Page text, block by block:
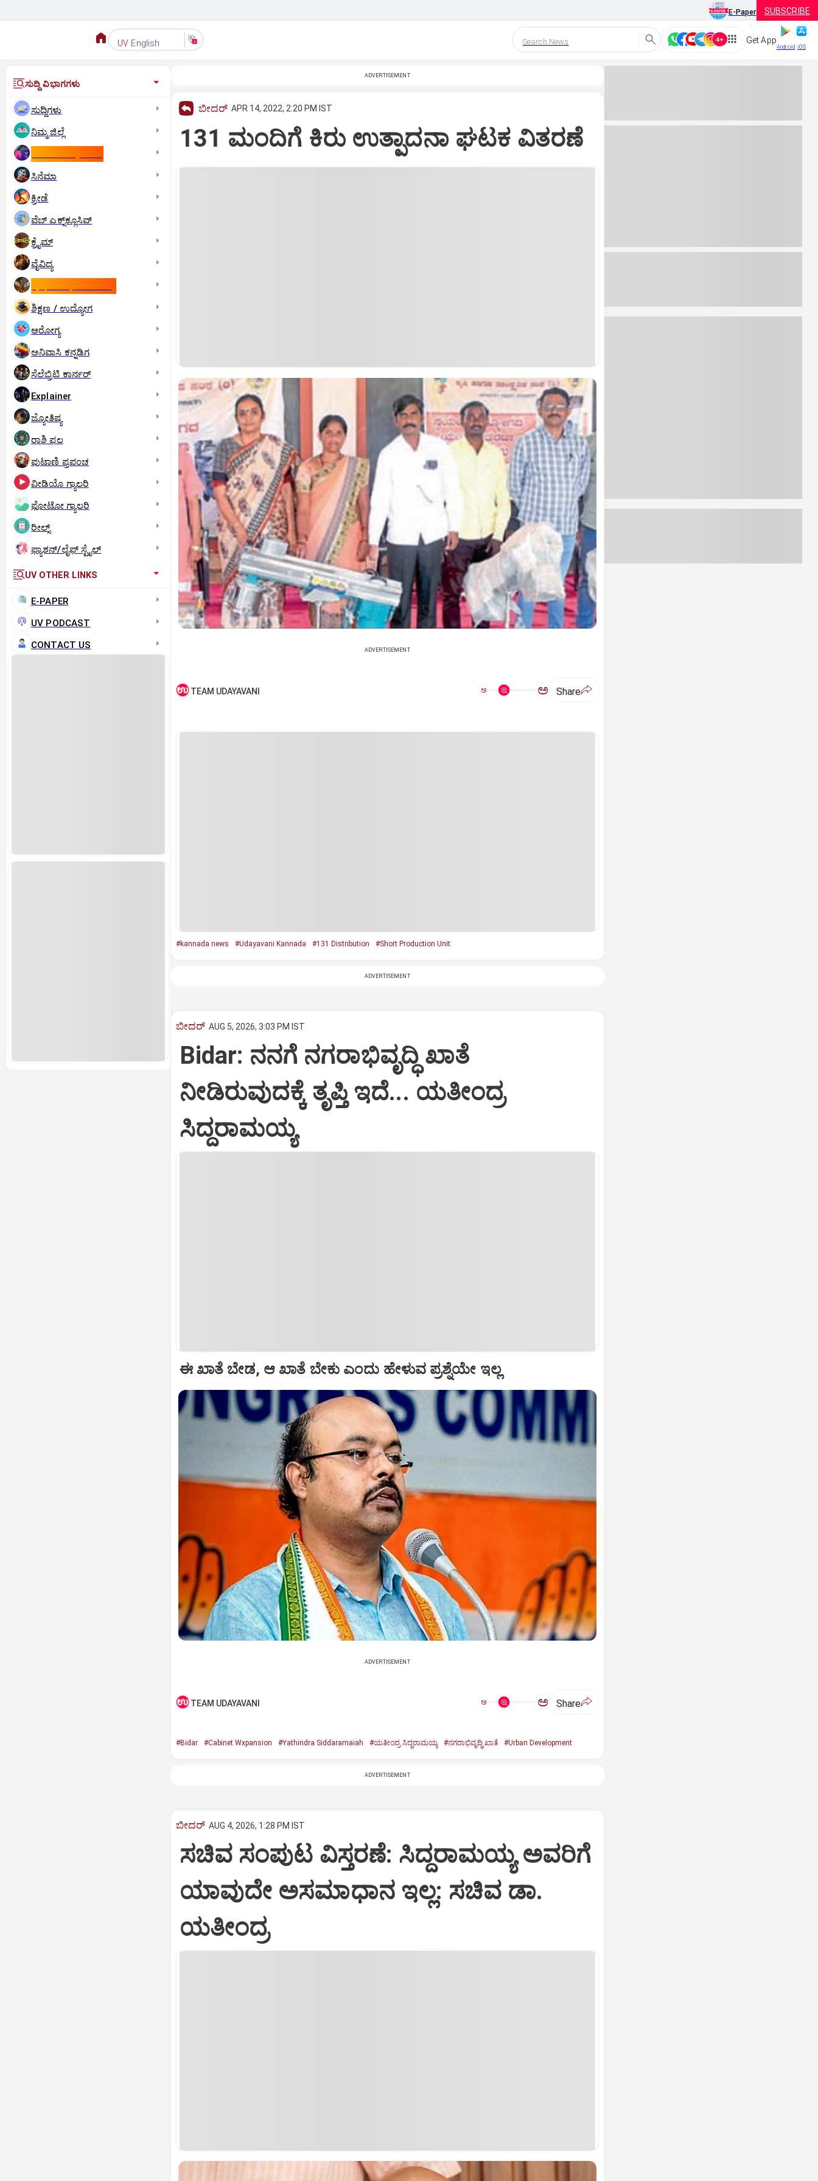
E-Paper SUBSCRIBE
UV English Search News Get App
Android iOS
ಸುದ್ದಿ ವಿಭಾಗಗಳು
ಸುದ್ದಿಗಳು
ನಿಮ್ಮ ಜಿಲ್ಲೆ
ಸಿನೆಮಾ
ಕ್ರೀಡೆ
ವೆಬ್ ಎಕ್ಸ್‌ಕ್ಲೂಸಿವ್
ಕ್ರೈಮ್
ವೈವಿಧ್ಯ
ಶಿಕ್ಷಣ / ಉದ್ಯೋಗ
ಆರೋಗ್ಯ
ಅನಿವಾಸಿ ಕನ್ನಡಿಗ
ಸೆಲೆಬ್ರಿಟಿ ಕಾರ್ನರ್‌
Explainer
ಜ್ಯೋತಿಷ್ಯ
ರಾಶಿ ಫಲ
ಪುಟಾಣಿ ಪ್ರಪಂಚ
ವೀಡಿಯೊ ಗ್ಯಾಲರಿ
ಫೋಟೋ ಗ್ಯಾಲರಿ
ರೀಲ್ಸ್
ಫ್ಯಾಶನ್/ಲೈಫ್‌ ಸ್ಟೈಲ್
UV OTHER LINKS
E-PAPER
UV PODCAST
CONTACT US
ADVERTISEMENT
ಬೀದರ್ APR 14, 2022, 2:20 PM IST
131 ಮಂದಿಗೆ ಕಿರು ಉತ್ಪಾದನಾ ಘಟಕ ವಿತರಣೆ
ADVERTISEMENT
TEAM UDAYAVANI ಅ ಅ Share
#kannada news #Udayavani Kannada #131 Distribution #Short Production Unit
ADVERTISEMENT
ಬೀದರ್ AUG 5, 2026, 3:03 PM IST
Bidar: ನನಗೆ ನಗರಾಭಿವೃದ್ಧಿ ಖಾತೆ
ನೀಡಿರುವುದಕ್ಕೆ ತೃಪ್ತಿ ಇದೆ... ಯತೀಂದ್ರ
ಸಿದ್ದರಾಮಯ್ಯ
ಈ ಖಾತೆ ಬೇಡ, ಆ ಖಾತೆ ಬೇಕು ಎಂದು ಹೇಳುವ ಪ್ರಶ್ನೆಯೇ ಇಲ್ಲ
ADVERTISEMENT
TEAM UDAYAVANI ಅ ಅ Share
#Bidar #Cabinet Wxpansion #Yathindra Siddaramaiah #ಯತೀಂದ್ರ ಸಿದ್ದರಾಮಯ್ಯ #ನಗರಾಭಿವೃದ್ಧಿ ಖಾತೆ #Urban Development
ADVERTISEMENT
ಬೀದರ್ AUG 4, 2026, 1:28 PM IST
ಸಚಿವ ಸಂಪುಟ ವಿಸ್ತರಣೆ: ಸಿದ್ದರಾಮಯ್ಯ ಅವರಿಗೆ
ಯಾವುದೇ ಅಸಮಾಧಾನ ಇಲ್ಲ: ಸಚಿವ ಡಾ.
ಯತೀಂದ್ರ